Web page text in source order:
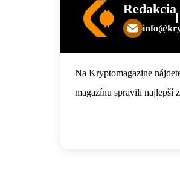
Redakcia
Na Kryptomagazine
magazínu spravili najlepší